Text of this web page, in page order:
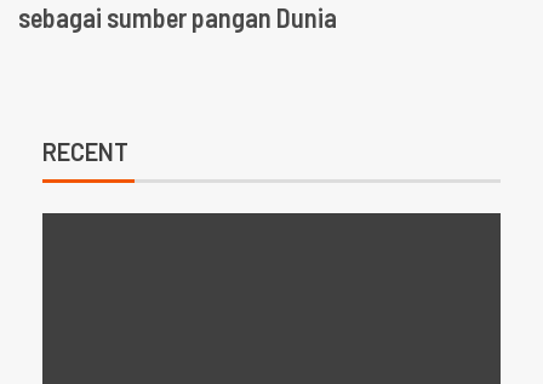
sebagai sumber pangan Dunia
RECENT